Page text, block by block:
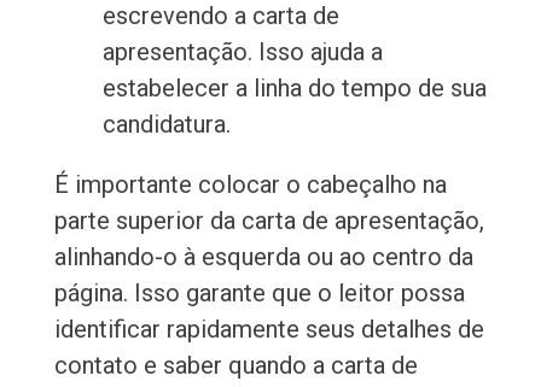
escrevendo a carta de
apresentação. Isso ajuda a
estabelecer a linha do tempo de sua
candidatura.
É importante colocar o cabeçalho na
parte superior da carta de apresentação,
alinhando-o à esquerda ou ao centro da
página. Isso garante que o leitor possa
identificar rapidamente seus detalhes de
contato e saber quando a carta de